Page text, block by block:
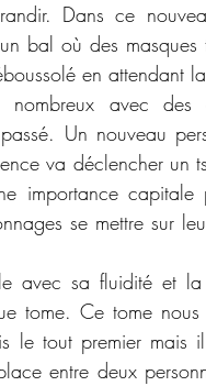
Dans ce
bal où des masques
en attendant
avec des
Un nouveau
va déclencher un
importance
se mettre sur
avec sa fluidité et
tome. Ce tome nous
le tout premier mais
entre deux